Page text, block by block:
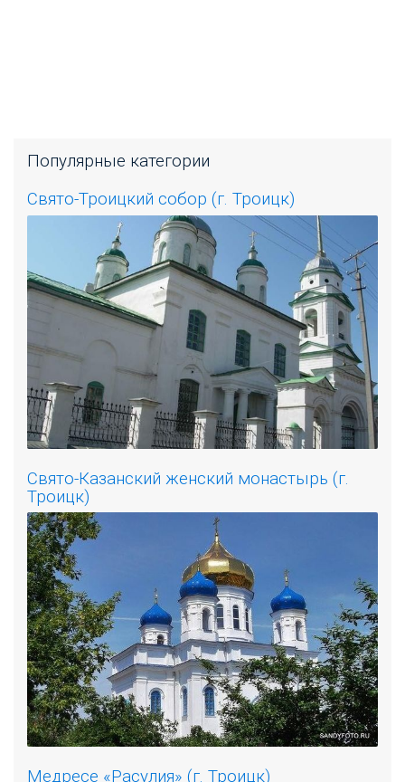
Популярные категории
Свято-Троицкий собор (г. Троицк)
Свято-Казанский женский монастырь (г.
Троицк)
Медресе «Расулия» (г. Троицк)